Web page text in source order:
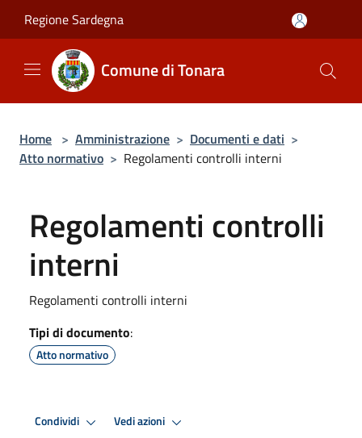
Regione Sardegna
Comune di Tonara
Home > Amministrazione > Documenti e dati >
Atto normativo > Regolamenti controlli interni
Regolamenti controlli
interni
Regolamenti controlli interni
Tipi di documento:
Atto normativo
Condividi Vedi azioni